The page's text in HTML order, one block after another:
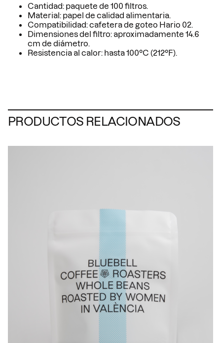
Cantidad: paquete de 100 filtros.
Material: papel de calidad alimentaria.
Compatibilidad: cafetera de goteo Hario 02.
Dimensiones del filtro: aproximadamente 14.6
cm de diámetro.
Resistencia al calor: hasta 100°C (212°F).
PRODUCTOS RELACIONADOS